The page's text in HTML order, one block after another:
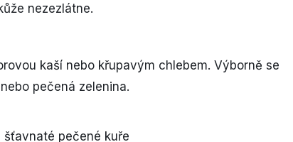
nezezlátne.
kaší nebo křupavým chlebem. Výborně se
pečená zelenina.